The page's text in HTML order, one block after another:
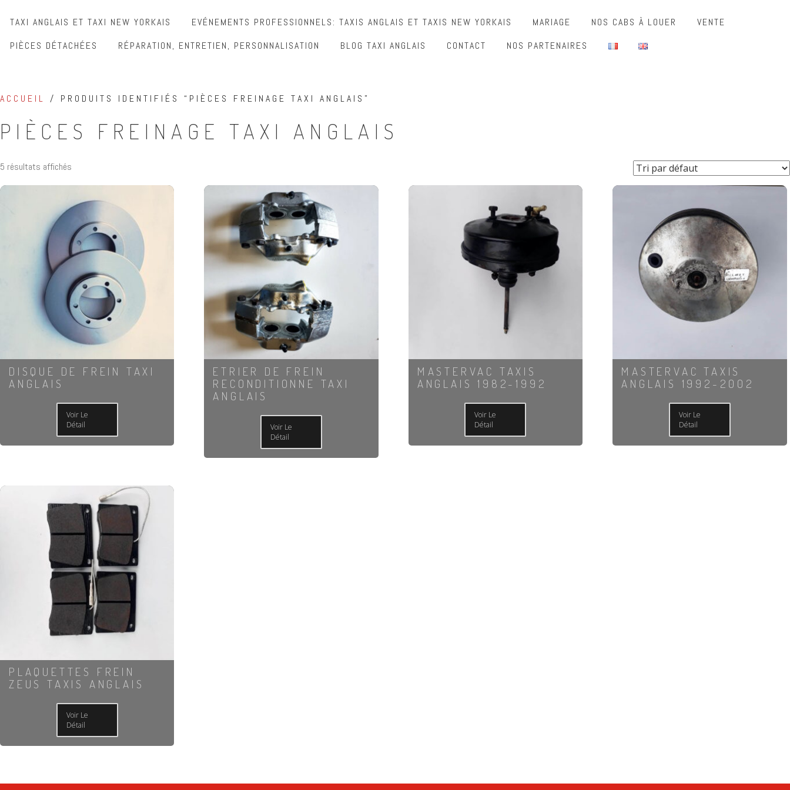
TAXI ANGLAIS ET TAXI NEW YORKAIS EVÉNEMENTS PROFESSIONNELS: TAXIS ANGLAIS ET TAXIS NEW YORKAIS MARIAGE NOS CABS À LOUER
VENTE
PIÈCES DÉTACHÉES
RÉPARATION, ENTRETIEN, PERSONNALISATION BLOG TAXI ANGLAIS CONTACT NOS PARTENAIRES
ACCUEIL / PRODUITS IDENTIFIÉS “PIÈCES FREINAGE TAXI ANGLAIS”
PIÈCES FREINAGE TAXI ANGLAIS
5 résultats affichés
DISQUE DE FREIN TAXI
ANGLAIS
Voir Le
Détail
ETRIER DE FREIN
RECONDITIONNE TAXI
ANGLAIS
Voir Le
Détail
MASTERVAC TAXIS
ANGLAIS 1982-1992
Voir Le
Détail
MASTERVAC TAXIS
ANGLAIS 1992-2002
Voir Le
Détail
PLAQUETTES FREIN
ZEUS TAXIS ANGLAIS
Voir Le
Détail